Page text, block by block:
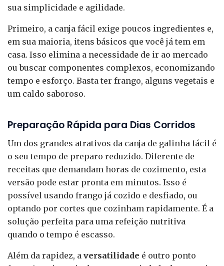
sua simplicidade e agilidade.
Primeiro, a canja fácil exige poucos ingredientes e,
em sua maioria, itens básicos que você já tem em
casa. Isso elimina a necessidade de ir ao mercado
ou buscar componentes complexos, economizando
tempo e esforço. Basta ter frango, alguns vegetais e
um caldo saboroso.
Preparação Rápida para Dias Corridos
Um dos grandes atrativos da canja de galinha fácil é
o seu tempo de preparo reduzido. Diferente de
receitas que demandam horas de cozimento, esta
versão pode estar pronta em minutos. Isso é
possível usando frango já cozido e desfiado, ou
optando por cortes que cozinham rapidamente. É a
solução perfeita para uma refeição nutritiva
quando o tempo é escasso.
Além da rapidez, a versatilidade é outro ponto